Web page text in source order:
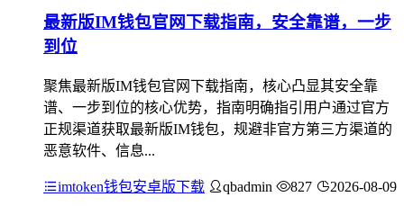
最新版IM钱包官网下载指南，安全靠谱，一步
到位
聚焦最新版IM钱包官网下载指南，核心凸显其安全靠
谱、一步到位的核心优势，指南明确指引用户通过官方
正规渠道获取最新版IM钱包，规避非官方第三方渠道的
恶意软件、信息...
imtoken钱包安卓版下载 qbadmin 827 2026-08-09